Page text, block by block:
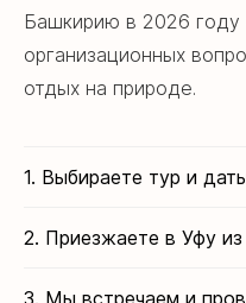
Башкирию в 2026 году
организационных
отдых на природе.
1. Выбираете тур и
2. Приезжаете в Уфу
телеграм-канале
Или оставьте заявку и
удобное для вас время!